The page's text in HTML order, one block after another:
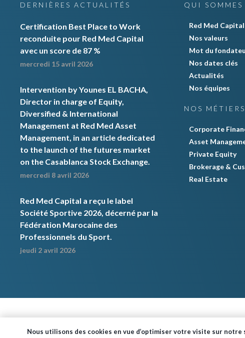
DERNIÈRES ACTUALITÉS
Certification Best Place to Work
reconduite pour Red Med Capital
avec un score de 87 %
mercredi 15 avril 2026
Intervention by Younes EL BACHA,
Director in charge of Equity,
Diversified & International
Management at Red Med Asset
Management, in an article dedicated
to the launch of the futures market
on the Casablanca Stock Exchange.
mercredi 8 avril 2026
Red Med Capital a reçu le label
Société Sportive 2026, décerné par la
Fédération Marocaine des
Professionnels du Sport.
jeudi 2 avril 2026
QUI SOMMES
Red Med Capital
Nos valeurs
Mot du
Nos dates clés
Actualités
Nos équipes
NOS MÉTIERS
Corporate
Asset
Private Equity
Brokerage &
Real Estate
Nous utilisons des cookies en vue d’optimiser votre visite sur